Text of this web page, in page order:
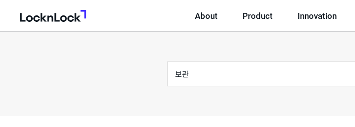
LocknLock
About Product Innovation
통